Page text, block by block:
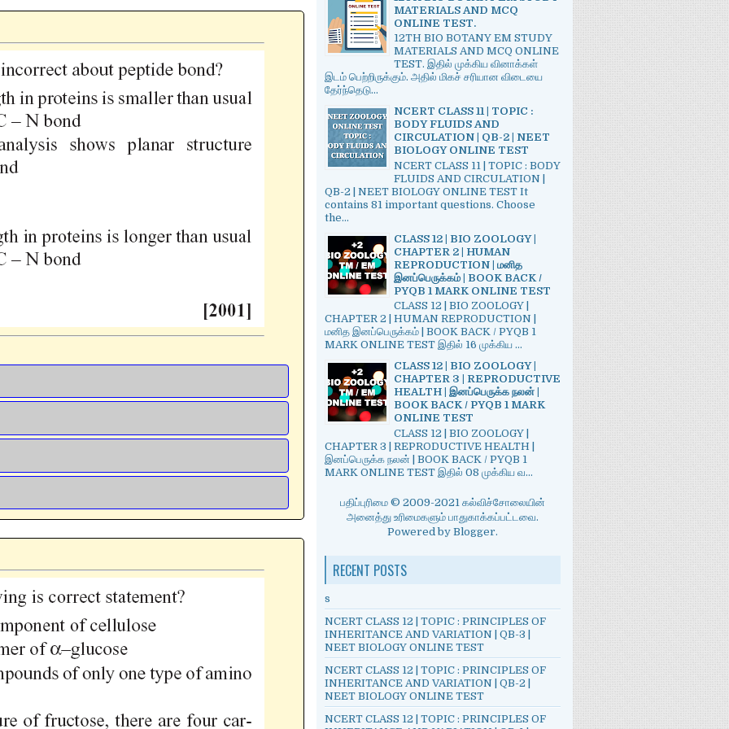
MATERIALS AND MCQ
ONLINE TEST.
12TH BIO BOTANY EM STUDY
MATERIALS AND MCQ ONLINE
TEST. இதில் முக்கிய வினாக்கள்
இடம் பெற்றிருக்கும். அதில் மிகச் சரியான விடையை
தேர்ந்தெடு...
NCERT CLASS 11 | TOPIC :
BODY FLUIDS AND
CIRCULATION | QB-2 | NEET
BIOLOGY ONLINE TEST
NCERT CLASS 11 | TOPIC : BODY
FLUIDS AND CIRCULATION |
QB-2 | NEET BIOLOGY ONLINE TEST It
contains 81 important questions. Choose
the...
CLASS 12 | BIO ZOOLOGY |
CHAPTER 2 | HUMAN
REPRODUCTION | மனித
இனப்பெருக்கம் | BOOK BACK /
PYQB 1 MARK ONLINE TEST
CLASS 12 | BIO ZOOLOGY |
CHAPTER 2 | HUMAN REPRODUCTION |
மனித இனப்பெருக்கம் | BOOK BACK / PYQB 1
MARK ONLINE TEST இதில் 16 முக்கிய ...
CLASS 12 | BIO ZOOLOGY |
CHAPTER 3 | REPRODUCTIVE
HEALTH | இனப்பெருக்க நலன் |
BOOK BACK / PYQB 1 MARK
ONLINE TEST
CLASS 12 | BIO ZOOLOGY |
CHAPTER 3 | REPRODUCTIVE HEALTH |
இனப்பெருக்க நலன் | BOOK BACK / PYQB 1
MARK ONLINE TEST இதில் 08 முக்கிய வ...
பதிப்புரிமை © 2009-2021 கல்விச்சோலையின்
அனைத்து உரிமைகளும் பாதுகாக்கப்பட்டவை.
Powered by Blogger.
RECENT POSTS
s
NCERT CLASS 12 | TOPIC : PRINCIPLES OF
INHERITANCE AND VARIATION | QB-3 |
NEET BIOLOGY ONLINE TEST
NCERT CLASS 12 | TOPIC : PRINCIPLES OF
INHERITANCE AND VARIATION | QB-2 |
NEET BIOLOGY ONLINE TEST
NCERT CLASS 12 | TOPIC : PRINCIPLES OF